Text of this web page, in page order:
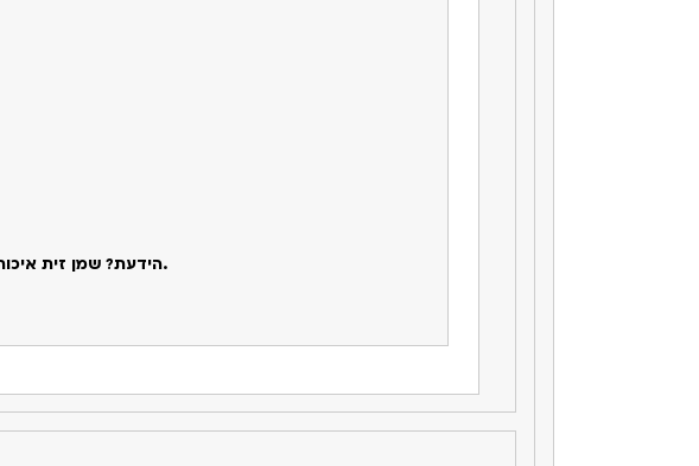
הידעת? שמן זית איכותי מחליף את הצריכה היומית המומלצת של אומגה 3.